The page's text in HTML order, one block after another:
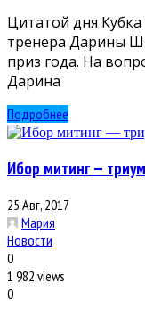
Цитатой дня
тренера Дарины
приз года. На
Дарина
Подробнее
Ибор митинг —
25 Авг, 2017
Мария
Новости
0
1 982 views
0